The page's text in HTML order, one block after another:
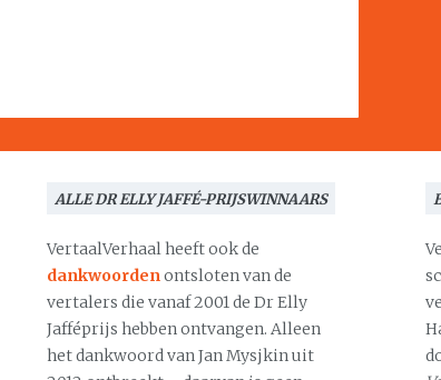
ALLE DR ELLY JAFFÉ-PRIJSWINNAARS
VertaalVerhaal heeft ook de
dankwoordenontsloten van de
vertalers die vanaf 2001 de Dr Elly
Jafféprijs hebben ontvangen. Alleen
het dankwoord van Jan Mysjkin uit